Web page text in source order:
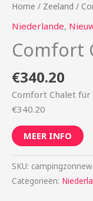
Home / Zeeland /
Niederlande,
Comfort
€340.20
Comfort Chalet
€340.20
MEER INFO
SKU:
Categorieën: